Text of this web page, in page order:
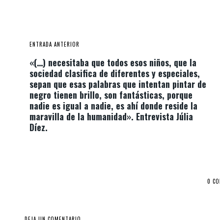
ENTRADA ANTERIOR
«(…) necesitaba que todos esos niños, que la
sociedad clasifica de diferentes y especiales,
sepan que esas palabras que intentan pintar de
negro tienen brillo, son fantásticas, porque
nadie es igual a nadie, es ahí donde reside la
maravilla de la humanidad». Entrevista Júlia
Díez.
0